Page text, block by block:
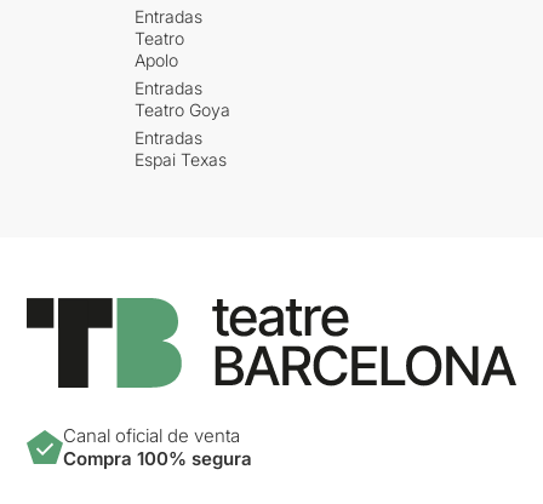
Entradas
Teatro
Apolo
Entradas
Teatro Goya
Entradas
Espai Texas
Canal oficial de venta
Compra 100% segura